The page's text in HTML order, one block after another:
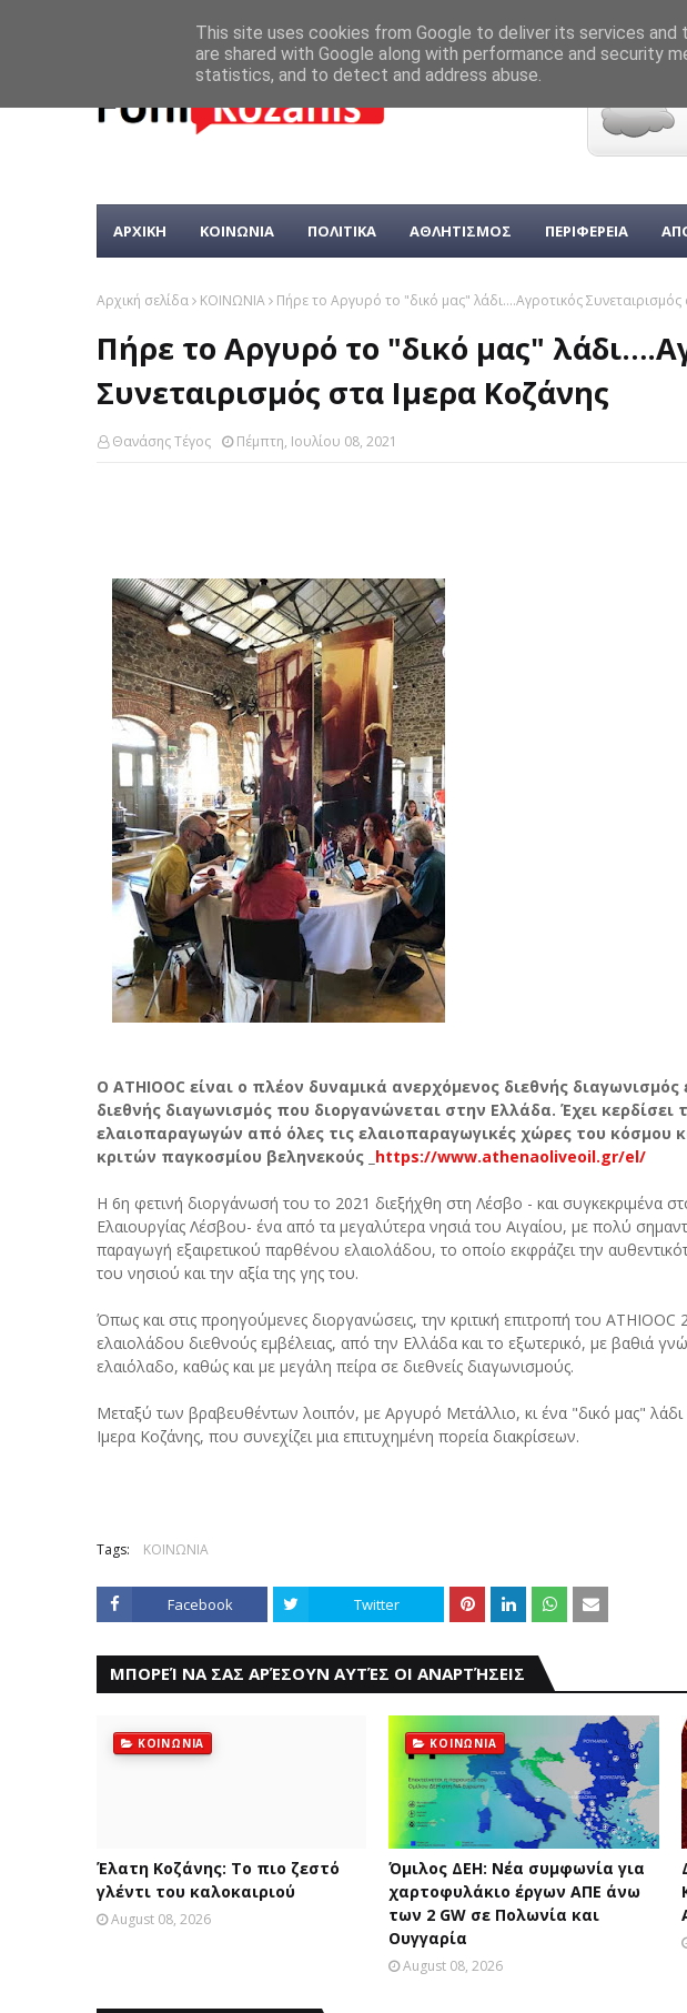
ΑΡΧΙΚΗ ΚΟΙΝΩΝΙΑ ΠΟΛΙΤΙΚΑ ΑΘΛΗΤΙΣΜΟΣ ΠΕΡΙΦΕΡΕΙΑ
Αρχική σελίδα ΚΟΙΝΩΝΙΑ Πήρε το Αργυρό το "δικό μας" λάδι….Αγροτικός Συνεταιρισμός
Πήρε το Αργυρό το "δικό μας"
Συνεταιρισμός στα Ιμερα Κοζάνης
Θανάσης Τέγος Πέμπτη, Ιουλίου 08, 2021
Ο ATHIOOC είναι ο πλέον δυναμικά ανερχόμενος διεθνής
διεθνής διαγωνισμός που διοργανώνεται στην Ελλάδα. Έχει
ελαιοπαραγωγών από όλες τις ελαιοπαραγωγικές χώρες του κόσμου
κριτών παγκοσμίου βεληνεκούς _ https://www.athenaoliveoil.gr/el/
Η 6η φετινή διοργάνωσή του το 2021 διεξήχθη στη Λέσβο - και συγκεκριμένα
Ελαιουργίας Λέσβου- ένα από τα μεγαλύτερα νησιά του Αιγαίου, με πολύ
παραγωγή εξαιρετικού παρθένου ελαιολάδου, το οποίο εκφράζει την
του νησιού και την αξία της γης του.
Όπως και στις προηγούμενες διοργανώσεις, την κριτική επιτροπή του ATHIOOC
ελαιολάδου διεθνούς εμβέλειας, από την Ελλάδα και το εξωτερικό, με βαθιά
ελαιόλαδο, καθώς και με μεγάλη πείρα σε διεθνείς διαγωνισμούς.
Μεταξύ των βραβευθέντων λοιπόν, με Αργυρό Μετάλλιο, κι ένα "δικό μας" λάδι
Ιμερα Κοζάνης, που συνεχίζει μια επιτυχημένη πορεία διακρίσεων.
Tags: ΚΟΙΝΩΝΙΑ
Facebook Twitter
ΜΠΟΡΕΊ ΝΑ ΣΑΣ ΑΡΈΣΟΥΝ ΑΥΤΈΣ ΟΙ ΑΝΑΡΤΉΣΕΙΣ
ΚΟΙΝΩΝΙΑ
Έλατη Κοζάνης: Το πιο ζεστό
γλέντι του καλοκαιριού
August 08, 2026
ΚΟΙΝΩΝΙΑ
Όμιλος ΔΕΗ: Νέα συμφωνία για
χαρτοφυλάκιο έργων ΑΠΕ άνω
των 2 GW σε Πολωνία και
Ουγγαρία
August 08, 2026
This site uses cookies from Google to deliver its services and
are shared with Google along with performance and security
statistics, and to detect and address abuse.